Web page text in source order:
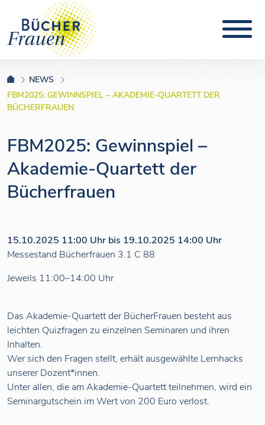
NEWS
FBM2025: GEWINNSPIEL – AKADEMIE-QUARTETT DER
BÜCHERFRAUEN
FBM2025: Gewinnspiel –
Akademie-Quartett der
Bücherfrauen
15.10.2025 11:00 Uhr bis 19.10.2025 14:00 Uhr
Messestand Bücherfrauen 3.1 C 88
Jeweils 11:00–14:00 Uhr
Das Akademie-Quartett der BücherFrauen besteht aus
leichten Quizfragen zu einzelnen Seminaren und ihren
Inhalten.
Wer sich den Fragen stellt, erhält ausgewählte Lernhacks
unserer Dozent*innen.
Unter allen, die am Akademie-Quartett teilnehmen, wird ein
Seminargutschein im Wert von 200 Euro verlost.